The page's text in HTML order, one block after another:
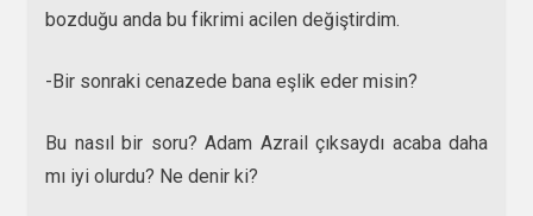
bozduğu anda bu fikrimi acilen değiştirdim.
-Bir sonraki cenazede bana eşlik eder misin?
Bu nasıl bir soru? Adam Azrail çıksaydı acaba daha
mı iyi olurdu? Ne denir ki?